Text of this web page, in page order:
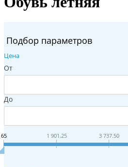
Подбор параметров
Цена
От
До
65 1 901.25 3 737.50